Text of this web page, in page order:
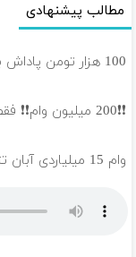
مطالب پیشنهادی
100 هزار تومن پاداش بگیر | ثبت نام کن
❗❗200 میلیون وام❗❗ فقط با احراز هویت
وام 15 میلیاردی آبان تتر | فوری، فقط با احراز هویت